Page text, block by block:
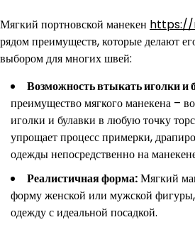
Мягкий портновской манекен https://
рядом преимуществ, которые делают
выбором для многих швей:
Возможность втыкать иголки и
преимущество мягкого манекена –
иголки и булавки в любую точку
упрощает процесс примерки,
одежды непосредственно на
Реалистичная форма:Мягкий
форму женской или мужской фигуры,
одежду с идеальной посадкой.